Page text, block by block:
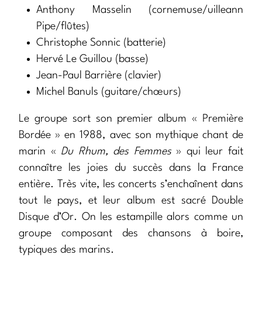
Anthony Masselin (cornemuse/uilleann
Pipe/flûtes)
Christophe Sonnic (batterie)
Hervé Le Guillou (basse)
Jean-Paul Barrière (clavier)
Michel Banuls (guitare/chœurs)
Le groupe sort son premier album « Première
Bordée » en 1988, avec son mythique chant de
marin « Du Rhum, des Femmes» qui leur fait
connaître les joies du succès dans la France
entière. Très vite, les concerts s’enchaînent dans
tout le pays, et leur album est sacré Double
Disque d’Or. On les estampille alors comme un
groupe composant des chansons à boire,
typiques des marins.